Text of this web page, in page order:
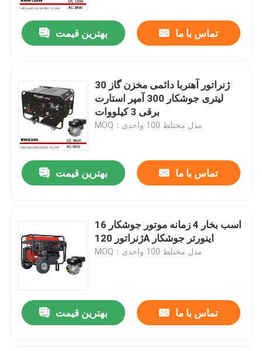
بهترین قیمت تماس با ما
ژنراتور آهنربا دائمی مخزن گاز 30
لیتری جوشکار 300 آمپر استارت
برقی 3 کیلووات
MOQ：مدل مختلط 100 واحدی
بهترین قیمت تماس با ما
16 اسب بخار 4 زمانه موتور جوشکار
ژنراتور 120A اینورتر جوشکار
MOQ：مدل مختلط 100 واحدی
بهترین قیمت تماس با ما